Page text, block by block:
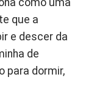
como uma
que a
e descer da
de
para dormir,